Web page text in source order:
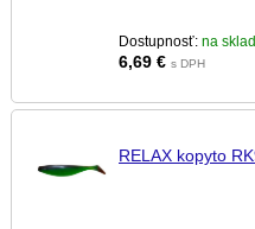
Dostupnosť: na
6,69 € s DPH
RELAX kopyto